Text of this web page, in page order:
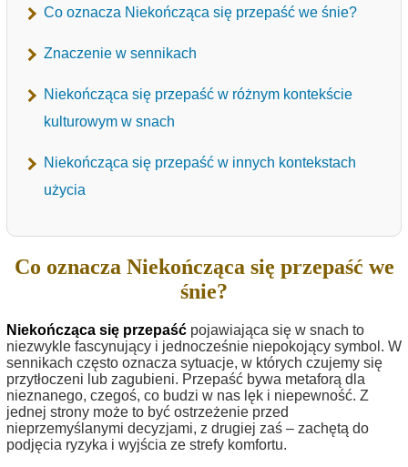
Co oznacza Niekończąca się przepaść we śnie?
Znaczenie w sennikach
Niekończąca się przepaść w różnym kontekście
kulturowym w snach
Niekończąca się przepaść w innych kontekstach
użycia
Co oznacza Niekończąca się przepaść we
śnie?
Niekończąca się przepaść pojawiająca się w snach to
niezwykle fascynujący i jednocześnie niepokojący symbol. W
sennikach często oznacza sytuacje, w których czujemy się
przytłoczeni lub zagubieni. Przepaść bywa metaforą dla
nieznanego, czegoś, co budzi w nas lęk i niepewność. Z
jednej strony może to być ostrzeżenie przed
nieprzemyślanymi decyzjami, z drugiej zaś – zachętą do
podjęcia ryzyka i wyjścia ze strefy komfortu.